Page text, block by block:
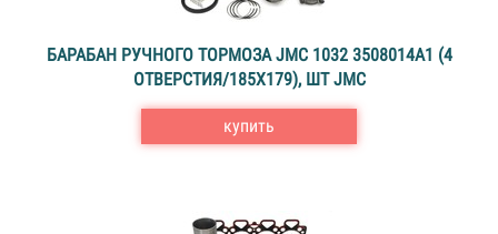
БАРАБАН РУЧНОГО ТОРМОЗА JMC 1032 3508014A1 (4
ОТВЕРСТИЯ/185Х179), ШТ JMC
купить